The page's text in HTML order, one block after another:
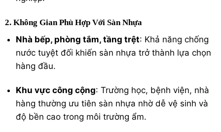
2. Không Gian Phù Hợp Với Sàn Nhựa
Nhà bếp, phòng tắm, tầng trệt: Khả năng chống
nước tuyệt đối khiến sàn nhựa trở thành lựa chọn
hàng đầu.
Khu vực công cộng: Trường học, bệnh viện, nhà
hàng thường ưu tiên sàn nhựa nhờ dễ vệ sinh và
độ bền cao trong môi trường ẩm.